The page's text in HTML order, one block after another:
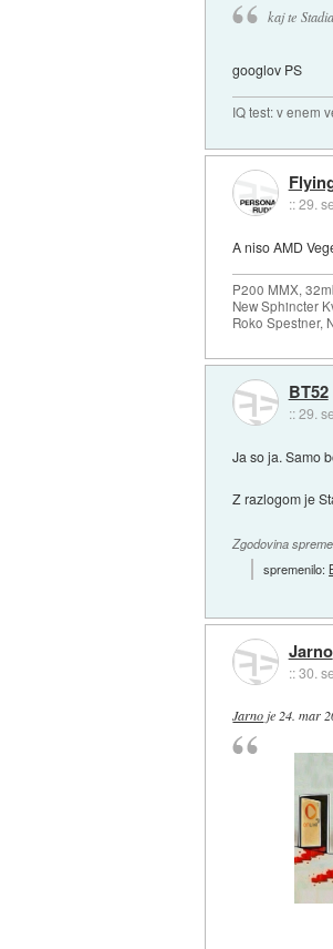
kaj te
googlov PS
IQ test: v enem
::29.
A niso AMD
P200 MMX,
New Sphincter
Roko Spestner,
BT52
::29.
Ja so ja. Samo
Z razlogom je
Zgodovina
spremenilo:
Jarno
::30.
Jarno je 24. mar